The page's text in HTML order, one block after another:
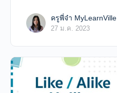
ครูพี่จ๋า MyLearnVille
27 ม.ค. 2023